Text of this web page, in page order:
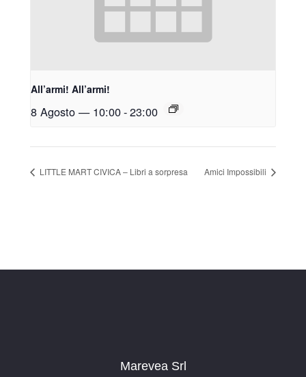
All’armi! All’armi!
8 Agosto — 10:00-23:00
LITTLE MART CIVICA – Libri a sorpresa Amici Impossibili
Marevea Srl